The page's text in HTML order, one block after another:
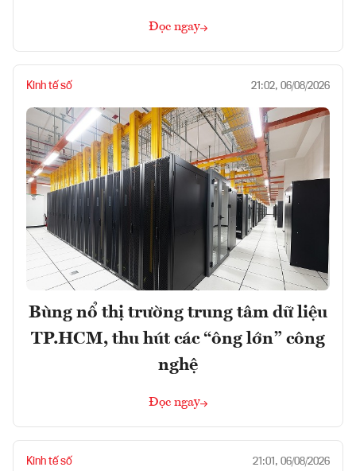
Đọc ngay
Kinh tế số 21:02, 06/08/2026
Bùng nổ thị trường trung tâm dữ liệu
TP.HCM, thu hút các “ông lớn” công
nghệ
Đọc ngay
Kinh tế số 21:01, 06/08/2026